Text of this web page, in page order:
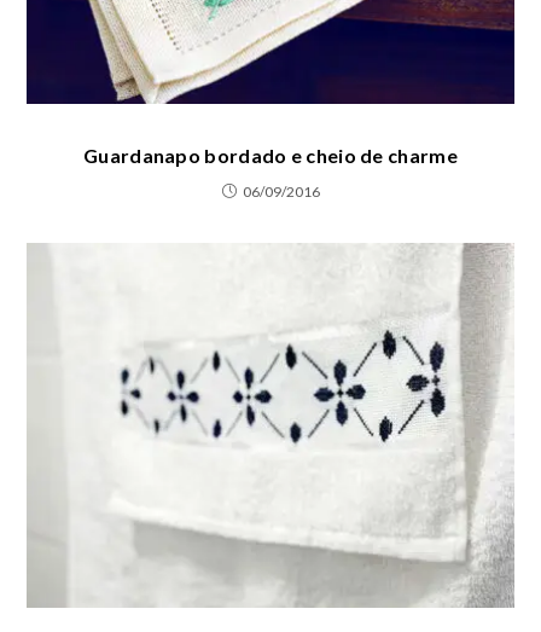
Guardanapo bordado e cheio de charme
06/09/2016